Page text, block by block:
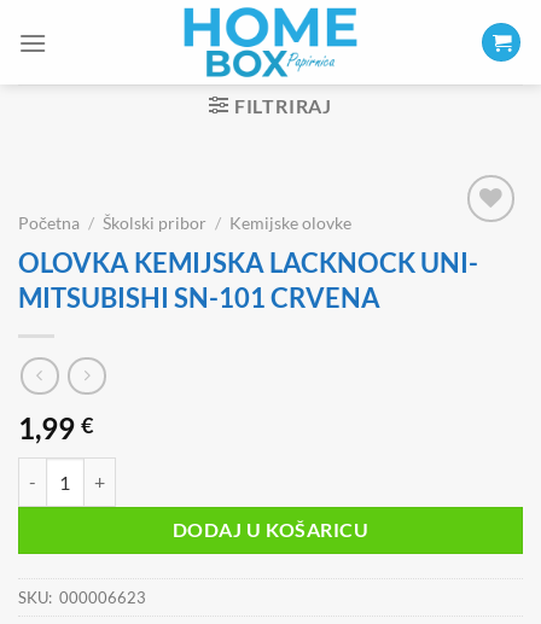
FILTRIRAJ
Početna / Školski pribor / Kemijske olovke
OLOVKA KEMIJSKA LACKNOCK UNI-
MITSUBISHI SN-101 CRVENA
1,99 €
DODAJ U KOŠARICU
SKU: 000006623